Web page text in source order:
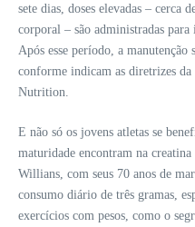
sete dias, doses elevadas – cerca
corporal – são administradas
Após esse período, a manutenção
conforme indicam as diretrizes
Nutrition.
E não só os jovens atletas se
maturidade encontram na
Willians, com seus 70 anos de
consumo diário de três gramas,
exercícios com pesos, como o